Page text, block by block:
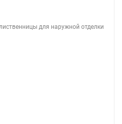
для наружной отделки